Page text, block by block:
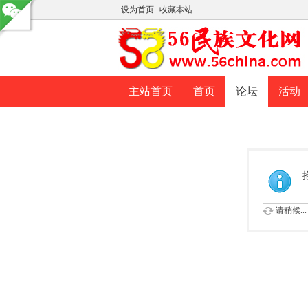
设为首页 收藏本站
主站首页 首页 论坛 活动
请稍候...